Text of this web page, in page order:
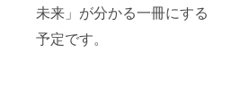
未来」が分かる一冊にする
予定です。